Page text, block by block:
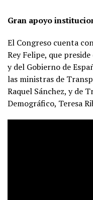
Gran apoyo
El Congreso cuenta
Rey Felipe, que
y del Gobierno de
las ministras de
Raquel Sánchez, y de
Demográfico, Teresa